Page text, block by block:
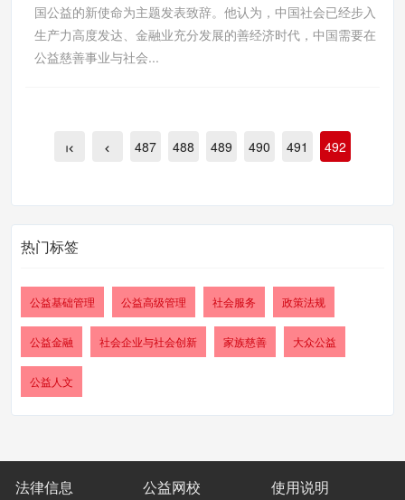
国公益的新使命为主题发表致辞。他认为，中国社会已经步入
生产力高度发达、金融业充分发展的善经济时代，中国需要在
公益慈善事业与社会...
487 488 489 490 491 492
热门标签
公益基础管理 公益高级管理 社会服务 政策法规
公益金融 社会企业与社会创新 家族慈善 大众公益
公益人文
法律信息 公益网校 使用说明